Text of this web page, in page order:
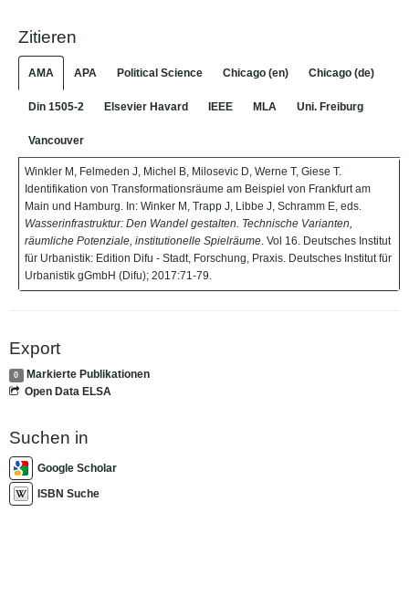
Zitieren
AMA APA Political Science Chicago (en) Chicago (de)
Din 1505-2 Elsevier Havard IEEE MLA Uni. Freiburg
Vancouver
Winkler M, Felmeden J, Michel B, Milosevic D, Werne T, Giese T.
Identifikation von Transformationsräume am Beispiel von Frankfurt am
Main und Hamburg. In: Winker M, Trapp J, Libbe J, Schramm E, eds.
Wasserinfrastruktur: Den Wandel gestalten. Technische Varianten,
räumliche Potenziale, institutionelle Spielräume . Vol 16. Deutsches Institut
für Urbanistik: Edition Difu - Stadt, Forschung, Praxis. Deutsches Institut für
Urbanistik gGmbH (Difu); 2017:71-79.
Export
0
Markierte Publikationen
Open Data ELSA
Suchen in
Google Scholar
ISBN Suche